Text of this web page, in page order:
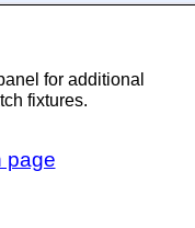
for additional
fixtures.
page